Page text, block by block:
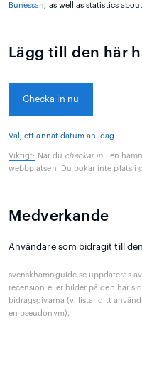
Bunessan, as well as statistics
Lägg till den här
Checka in nu
Välj ett annat datum än idag
Viktigt: När du checkar in i en
webbplatsen. Du bokar inte plats i
Medverkande
Användare som bidragit till
svenskhamnguide.se uppdateras
recension eller bilder på den här
bidragsgivarna (vi listar ditt
en pseudonym).